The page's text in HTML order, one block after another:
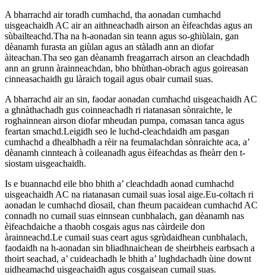
A bharrachd air toradh cumhachd, tha aonadan cumhachd
uisgeachaidh AC air an aithneachadh airson an èifeachdas agus an
sùbailteachd.Tha na h-aonadan sin teann agus so-ghiùlain, gan
dèanamh furasta an giùlan agus an stàladh ann an diofar
àiteachan.Tha seo gan dèanamh freagarrach airson an cleachdadh
ann an grunn àrainneachdan, bho bhùthan-obrach agus goireasan
cinneasachaidh gu làraich togail agus obair cumail suas.
A bharrachd air an sin, faodar aonadan cumhachd uisgeachaidh AC
a ghnàthachadh gus coinneachadh ri riatanasan sònraichte, le
roghainnean airson diofar mheudan pumpa, comasan tanca agus
feartan smachd.Leigidh seo le luchd-cleachdaidh am pasgan
cumhachd a dhealbhadh a rèir na feumalachdan sònraichte aca, a’
dèanamh cinnteach à coileanadh agus èifeachdas as fheàrr den t-
siostam uisgeachaidh.
Is e buannachd eile bho bhith a’ cleachdadh aonad cumhachd
uisgeachaidh AC na riatanasan cumail suas ìosal aige.Eu-coltach ri
aonadan le cumhachd dìosail, chan fheum pacaidean cumhachd AC
connadh no cumail suas einnsean cunbhalach, gan dèanamh nas
èifeachdaiche a thaobh cosgais agus nas càirdeile don
àrainneachd.Le cumail suas ceart agus sgrùdaidhean cunbhalach,
faodaidh na h-aonadan sin bliadhnaichean de sheirbheis earbsach a
thoirt seachad, a’ cuideachadh le bhith a’ lughdachadh ùine downt
uidheamachd uisgeachaidh agus cosgaisean cumail suas.